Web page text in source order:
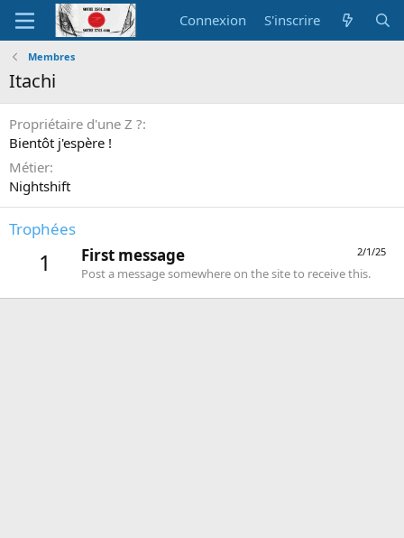
Connexion S'inscrire
Membres
Itachi
Propriétaire d'une Z ?
Bientôt j'espère !
Métier
Nightshift
Trophées
1 2/1/25
First message
Post a message somewhere on the site to receive this.